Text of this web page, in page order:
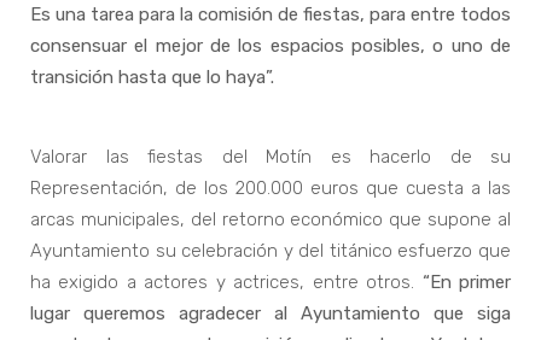
Es una tarea para la comisión de fiestas, para entre todos
consensuar el mejor de los espacios posibles, o uno de
transición hasta que lo haya”.
Valorar las fiestas del Motín es hacerlo de su
Representación, de los 200.000 euros que cuesta a las
arcas municipales, del retorno económico que supone al
Ayuntamiento su celebración y del titánico esfuerzo que
ha exigido a actores y actrices, entre otros. “En primer
lugar queremos agradecer al Ayuntamiento que siga